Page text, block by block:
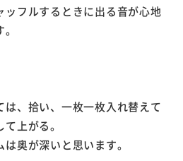
ッフルするときに出る音が心地
、拾い、一枚一枚入れ替えて
上がる。
奥が深いと思います。